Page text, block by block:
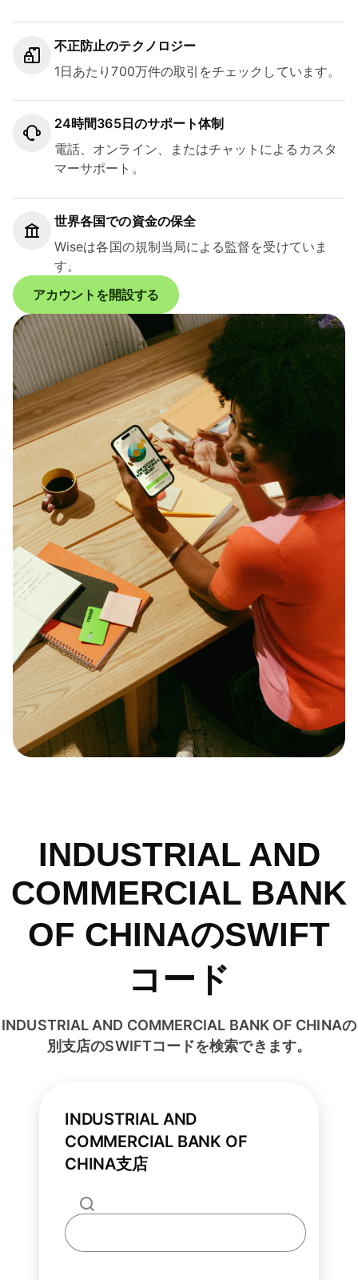
不正防止のテクノロジー
1日あたり700万件の取引をチェックしています。
24時間365日のサポート体制
電話、オンライン、またはチャットによるカスタ
マーサポート。
世界各国での資金の保全
Wiseは各国の規制当局による監督を受けていま
す。
アカウントを開設する
INDUSTRIAL AND
COMMERCIAL BANK
OF CHINAのSWIFT
コード
INDUSTRIAL AND COMMERCIAL BANK OF CHINAの
別支店のSWIFTコードを検索できます。
INDUSTRIAL AND
COMMERCIAL BANK OF
CHINA支店